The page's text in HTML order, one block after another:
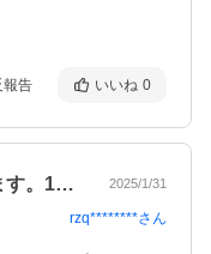
報告 いいね 0
米油は揚げ物用には常備しています。15… 2025/1/31
rzq********さん